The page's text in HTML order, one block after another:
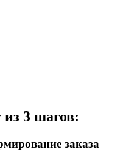
из 3 шагов:
заказа